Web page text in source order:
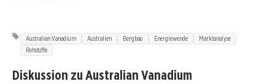
Australian Vanadium Australien Bergbau Energiewende
Marktanalyse
Rohstoffe
Diskussion zu Australian Vanadium